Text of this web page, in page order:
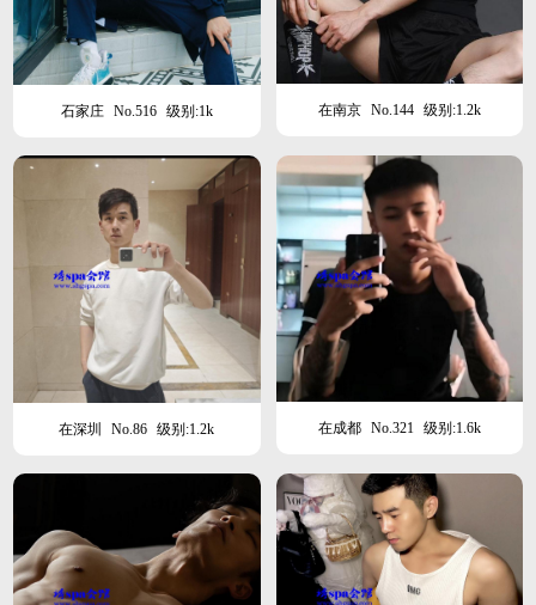
石家庄 No.516 级别:1k 在南京 No.144 级别:1.2k
在深圳 No.86 级别:1.2k 在成都 No.321 级别:1.6k